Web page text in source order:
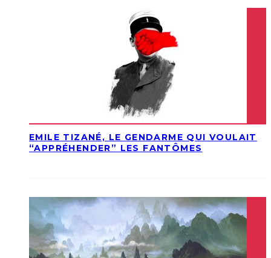
EMILE TIZANÉ, LE GENDARME QUI VOULAIT
“APPRÉHENDER” LES FANTÔMES